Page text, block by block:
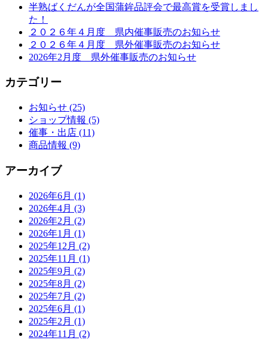
半熟ばくだんが全国蒲鉾品評会で最高賞を受賞しまし
た！
２０２６年４月度 県内催事販売のお知らせ
２０２６年４月度 県外催事販売のお知らせ
2026年2月度 県外催事販売のお知らせ
カテゴリー
お知らせ (25)
ショップ情報 (5)
催事・出店 (11)
商品情報 (9)
アーカイブ
2026年6月 (1)
2026年4月 (3)
2026年2月 (2)
2026年1月 (1)
2025年12月 (2)
2025年11月 (1)
2025年9月 (2)
2025年8月 (2)
2025年7月 (2)
2025年6月 (1)
2025年2月 (1)
2024年11月 (2)